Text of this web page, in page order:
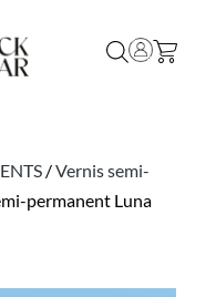
/Vernis semi-
permanent Luna